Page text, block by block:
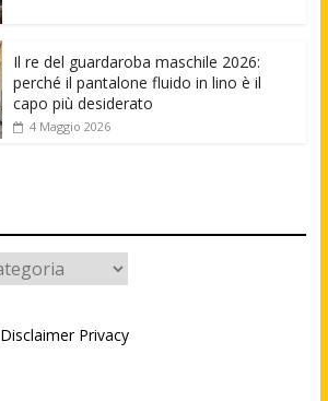
Il re del guardaroba maschile 2026:
perché il pantalone fluido in lino è il
capo più desiderato
4 Maggio 2026
Disclaimer Privacy